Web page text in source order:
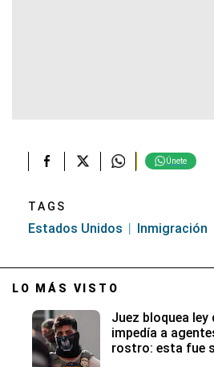
Únete
TAGS
Estados Unidos Inmigración
LO MÁS VISTO
Juez bloquea ley
impedía a
rostro: esta fue